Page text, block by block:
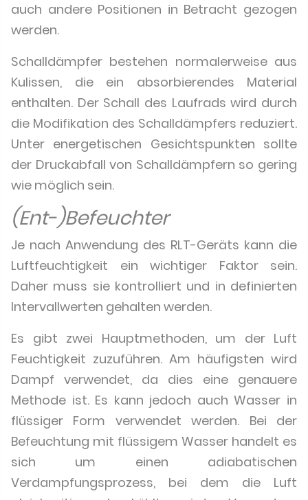
auch andere Positionen in Betracht gezogen
werden.
Schalldämpfer bestehen normalerweise aus
Kulissen, die ein absorbierendes Material
enthalten. Der Schall des Laufrads wird durch
die Modifikation des Schalldämpfers reduziert.
Unter energetischen Gesichtspunkten sollte
der Druckabfall von Schalldämpfern so gering
wie möglich sein.
(Ent-)Befeuchter
Je nach Anwendung des RLT-Geräts kann die
Luftfeuchtigkeit ein wichtiger Faktor sein.
Daher muss sie kontrolliert und in definierten
Intervallwerten gehalten werden.
Es gibt zwei Hauptmethoden, um der Luft
Feuchtigkeit zuzuführen. Am häufigsten wird
Dampf verwendet, da dies eine genauere
Methode ist. Es kann jedoch auch Wasser in
flüssiger Form verwendet werden. Bei der
Befeuchtung mit flüssigem Wasser handelt es
sich um einen adiabatischen
Verdampfungsprozess, bei dem die Luft